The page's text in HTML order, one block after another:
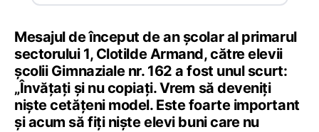
Mesajul de început de an școlar al primarul
sectorului 1, Clotilde Armand, către elevii
școlii Gimnaziale nr. 162 a fost unul scurt:
„Învățați și nu copiați. Vrem să deveniți
niște cetățeni model. Este foarte important
și acum să fiți niște elevi buni care nu